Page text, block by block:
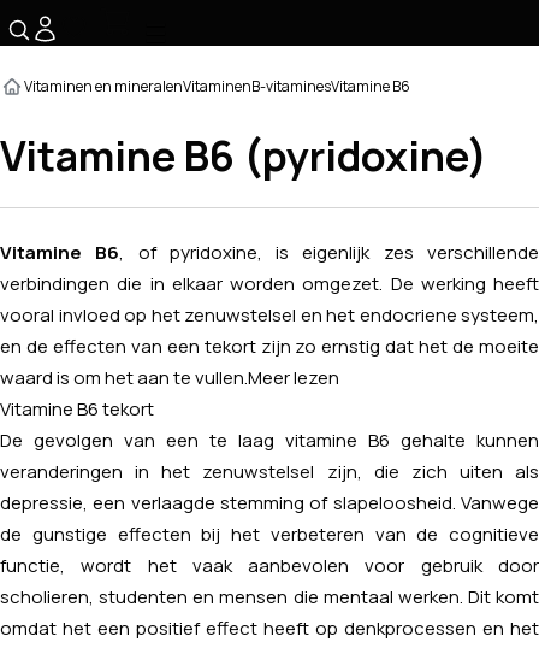
Vitaminen en mineralenVitaminenB-vitaminesVitamine B6
Vitamine B6 (pyridoxine)
Vitamine B6 , of pyridoxine, is eigenlijk zes verschillende
verbindingen die in elkaar worden omgezet. De werking heeft
vooral invloed op het zenuwstelsel en het endocriene systeem,
en de effecten van een tekort zijn zo ernstig dat het de moeite
waard is om het aan te vullen. Meer lezen
Vitamine B6 tekort
De gevolgen van een te laag vitamine B6 gehalte kunnen
veranderingen in het zenuwstelsel zijn, die zich uiten als
depressie, een verlaagde stemming of slapeloosheid. Vanwege
de gunstige effecten bij het verbeteren van de cognitieve
functie, wordt het vaak aanbevolen voor gebruik door
scholieren, studenten en mensen die mentaal werken. Dit komt
omdat het een positief effect heeft op denkprocessen en het